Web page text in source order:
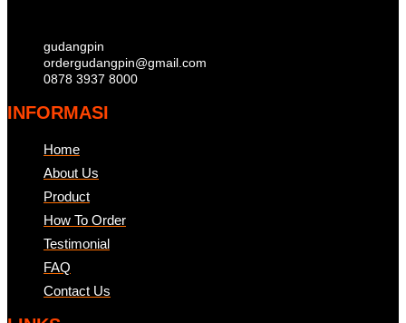
gudangpin
ordergudangpin@gmail.com
0878 3937 8000
INFORMASI
Home
About Us
Product
How To Order
Testimonial
FAQ
Contact Us